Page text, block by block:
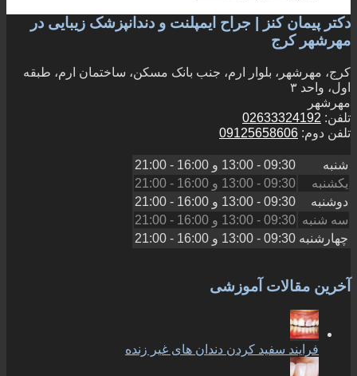
دکتر پیمان کنز | جراح ایمپلنت و دندانپزشک زیبایی در
مهرشهر کرج
کرج، مهرشهر، بلوار ارم، جنب بانک مسکن، ساختمان ارم، طبقه
اول، واحد ۳
مهرشهر
تلفن: 02633324192
تلفن دوم: 09125658606
شنبه 09:30 - 13:00 و 16:00 - 21:00
یکشنبه
09:30 - 13:00 و 16:00 - 21:00
دوشنبه
09:30 - 13:00 و 16:00 - 21:00
سه شنبه 09:30 - 13:00 و 16:00 - 21:00
چهارشنبه 09:30 - 13:00 و 16:00 - 21:00
آخرین مقالات آموزشی
فرایند سفید کردن دندان های غیر زنده